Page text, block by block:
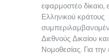
εφαρμοστέο δίκαιο,
Ελληνικού κράτους
Διεθνούς Δικαίου
Νομοθεσίας. Για